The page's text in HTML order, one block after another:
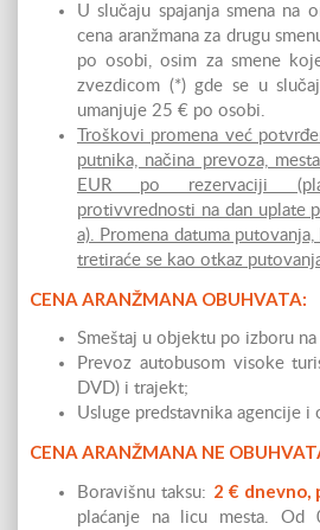
U slučaju spajanja smena na
cena aranžmana za drugu
po osobi, osim za smene
zvezdicom (*) gde se u
umanjuje 25 € po osobi.
Troškovi promena već
putnika, načina prevoza,
EUR po rezervaciji
protivvrednosti na dan uplate
a). Promena datuma
tretiraće se kao otkaz
CENA ARANŽMANA OBUHVATA:
Smeštaj u objektu po izboru
Prevoz autobusom visoke
DVD) i trajekt;
Usluge predstavnika agencije i
CENA ARANŽMANA NE
Boravišnu taksu: 2 € dnevno,
plaćanje na licu mesta. Od